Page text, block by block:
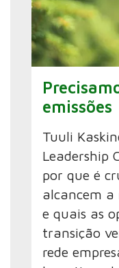
emissões
Tuuli
Leadership
por que é
alcancem
e quais as
transição
rede